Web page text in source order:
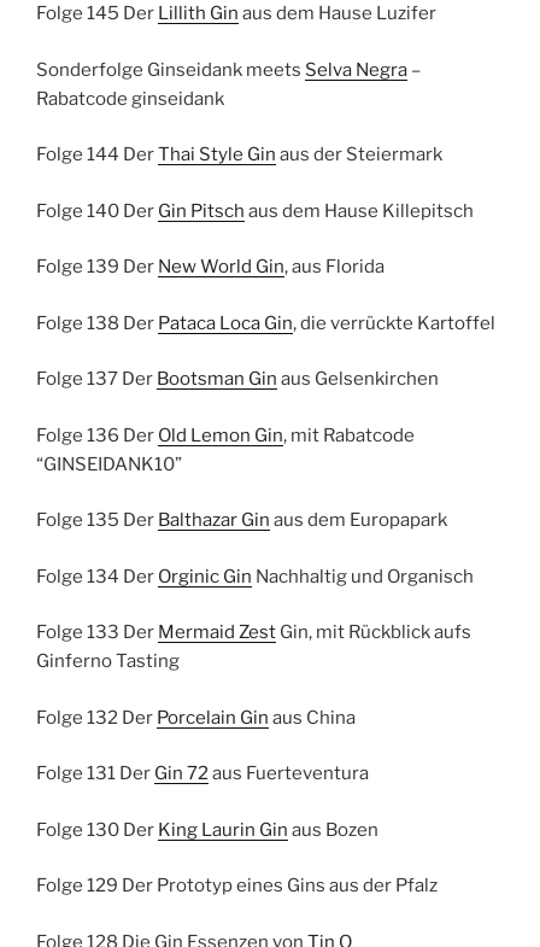
Folge 145 Der Lillith Gin aus dem Hause Luzifer
Sonderfolge Ginseidank meets Selva Negra –
Rabatcode ginseidank
Folge 144 DerThai Style Gin aus der Steiermark
Folge 140 Der Gin Pitsch aus dem Hause Killepitsch
Folge 139 Der New World Gin, aus Florida
Folge 138 Der Pataca Loca Gin, die verrückte Kartoffel
Folge 137 Der Bootsman Gin aus Gelsenkirchen
Folge 136 Der Old Lemon Gin, mit Rabatcode
“GINSEIDANK10”
Folge 135 Der Balthazar Gin aus dem Europapark
Folge 134 Der Orginic Gin Nachhaltig und Organisch
Folge 133 Der Mermaid Zest Gin, mit Rückblick aufs
Ginferno Tasting
Folge 132 Der Porcelain Gin aus China
Folge 131 Der Gin 72aus Fuerteventura
Folge 130 Der King Laurin Gin aus Bozen
Folge 129 Der Prototyp eines Gins aus der Pfalz
Folge 128 Die Gin Essenzen von Tin Q